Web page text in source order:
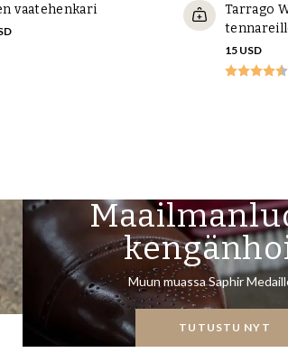
vaatehenkari
Tarrago
15 USD
Muun muassa Saphir
TUTUSTU NYT